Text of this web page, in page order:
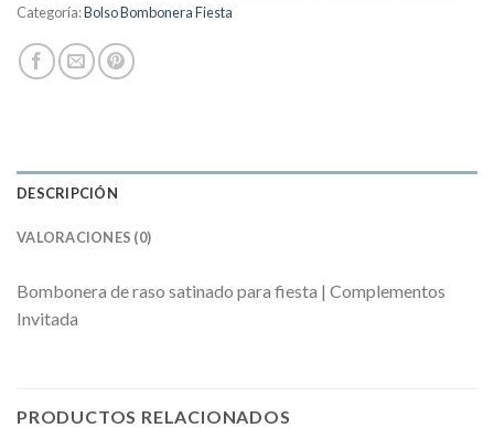
Categoría:Bolso Bombonera Fiesta
DESCRIPCIÓN
VALORACIONES (0)
Bombonera de raso satinado para fiesta | Complementos
Invitada
PRODUCTOS RELACIONADOS